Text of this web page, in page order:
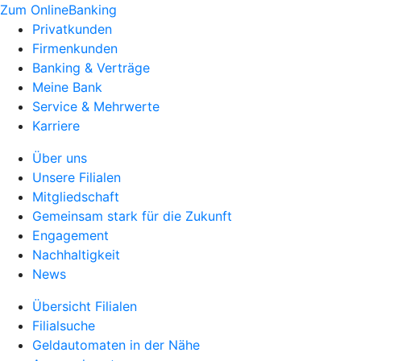
Zum OnlineBanking
Privatkunden
Firmenkunden
Banking & Verträge
Meine Bank
Service & Mehrwerte
Karriere
Über uns
Unsere Filialen
Mitgliedschaft
Gemeinsam stark für die Zukunft
Engagement
Nachhaltigkeit
News
Übersicht Filialen
Filialsuche
Geldautomaten in der Nähe